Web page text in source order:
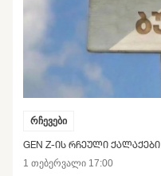
რჩევები
GEN Z-ᲘᲡ ᲠᲩᲔᲣᲚᲘ ᲥᲐᲚᲐᲥᲔᲑᲘ
1 თებერვალი 17:00